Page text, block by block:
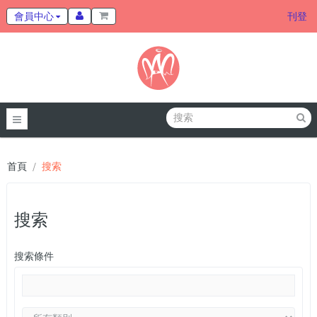
會員中心 刊登
首頁 搜索
搜索
搜索條件